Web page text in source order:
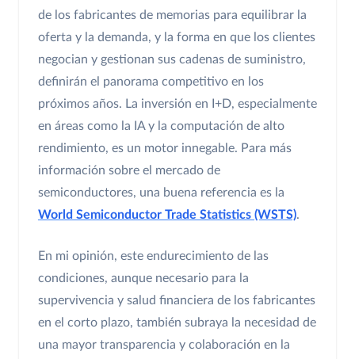
de los fabricantes de memorias para equilibrar la
oferta y la demanda, y la forma en que los clientes
negocian y gestionan sus cadenas de suministro,
definirán el panorama competitivo en los
próximos años. La inversión en I+D, especialmente
en áreas como la IA y la computación de alto
rendimiento, es un motor innegable. Para más
información sobre el mercado de
semiconductores, una buena referencia es la
World Semiconductor Trade Statistics (WSTS).
En mi opinión, este endurecimiento de las
condiciones, aunque necesario para la
supervivencia y salud financiera de los fabricantes
en el corto plazo, también subraya la necesidad de
una mayor transparencia y colaboración en la